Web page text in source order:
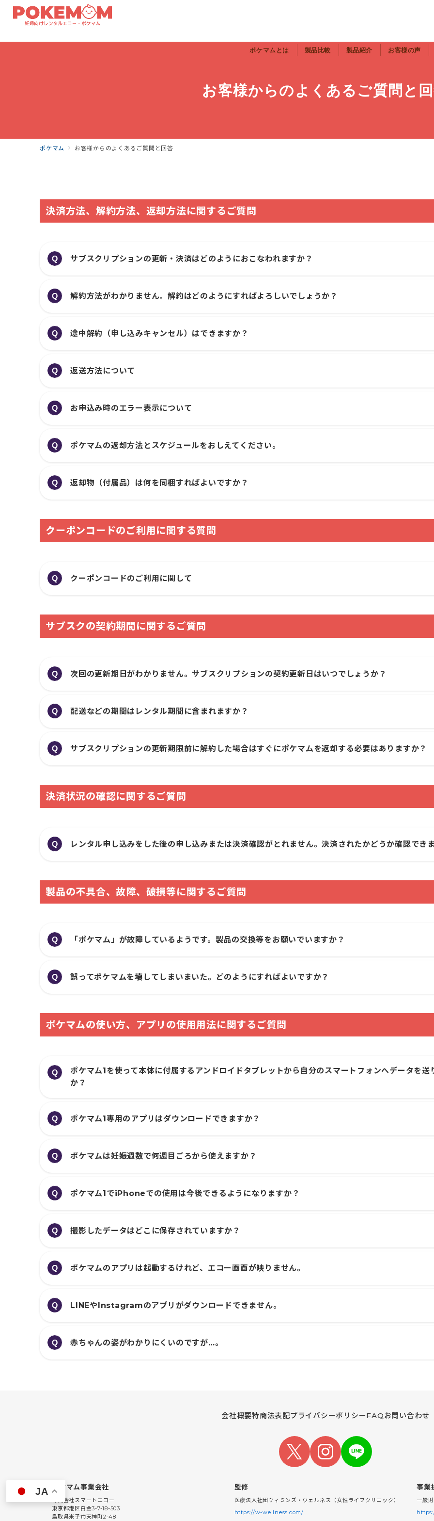
ポケマムとは 製品比較 製品紹介 お客様の声
お客様からのよくあるご質問と
ポケマム お客様からのよくあるご質問と回答
決済方法、解約方法、返却方法に関するご質問
Q サブスクリプションの更新・決済はどのようにおこなわれますか？
Q 解約方法がわかりません。解約はどのようにすればよろしいでしょうか？
Q 途中解約（申し込みキャンセル）はできますか？
Q 返送方法について
Q お申込み時のエラー表示について
Q ポケマムの返却方法とスケジュールをおしえてください。
Q 返却物（付属品）は何を同梱すればよいですか？
クーポンコードのご利用に関する質問
Q クーポンコードのご利用に関して
サブスクの契約期間に関するご質問
Q 次回の更新期日がわかりません。サブスクリプションの契約更新日はいつでしょうか？
Q 配送などの期間はレンタル期間に含まれますか？
Q サブスクリプションの更新期限前に解約した場合はすぐにポケマムを返却する必要はありますか？
決済状況の確認に関するご質問
Q レンタル申し込みをした後の申し込みまたは決済確認がとれません。決済されたかどうか確認でき
製品の不具合、故障、破損等に関するご質問
Q 「ポケマム」が故障しているようです。製品の交換等をお願いでいますか？
Q 誤ってポケマムを壊してしまいまいた。どのようにすればよいですか？
ポケマムの使い方、アプリの使用用法に関するご質問
Q
ポケマム1を使って本体に付属するアンドロイドタブレットから自分のスマートフォンへデータを
か？
Q ポケマム1専用のアプリはダウンロードできますか？
Q ポケマムは妊娠週数で何週目ごろから使えますか？
Q ポケマム1でiPhoneでの使用は今後できるようになりますか？
Q 撮影したデータはどこに保存されていますか？
Q ポケマムのアプリは起動するけれど、エコー画面が映りません。
Q LINEやInstagramのアプリがダウンロードできません。
Q 赤ちゃんの姿がわかりにくいのですが…。
会社概要特商法表記プライバシーポリシーFAQお問い合わせ
ポケマム事業会社
株式会社スマートエコー
東京都港区白金3-7-18-503
鳥取県米子市天神町2-48
監修
医療法人社団ウィミンズ・ウェルネス（女性ライフクリニック）
https://w-wellness.com/
事業
一般
JA